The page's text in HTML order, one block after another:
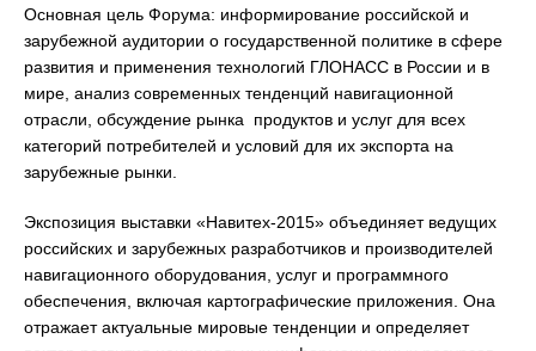
Основная цель Форума: информирование российской и
зарубежной аудитории о государственной политике в сфере
развития и применения технологий ГЛОНАСС в России и в
мире, анализ современных тенденций навигационной
отрасли, обсуждение рынка продуктов и услуг для всех
категорий потребителей и условий для их экспорта на
зарубежные рынки.
Экспозиция выставки «Навитех-2015» объединяет ведущих
российских и зарубежных разработчиков и производителей
навигационного оборудования, услуг и программного
обеспечения, включая картографические приложения. Она
отражает актуальные мировые тенденции и определяет